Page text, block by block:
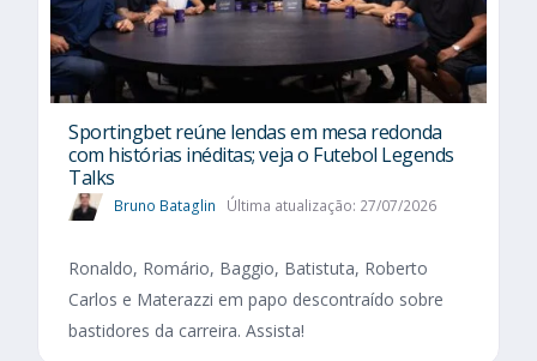
Sportingbet reúne lendas em mesa redonda
com histórias inéditas; veja o Futebol Legends
Talks
Bruno Bataglin Última atualização: 27/07/2026
Ronaldo, Romário, Baggio, Batistuta, Roberto
Carlos e Materazzi em papo descontraído sobre
bastidores da carreira. Assista!